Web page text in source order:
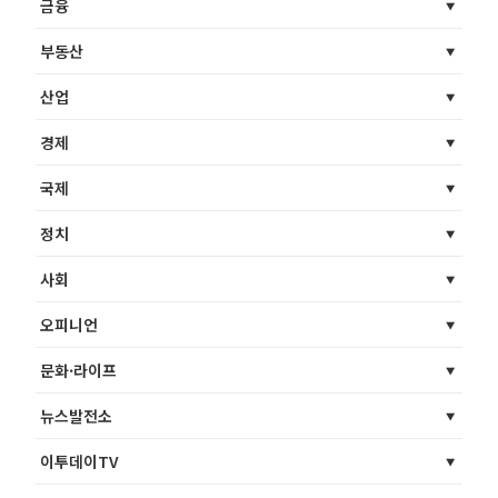
금융
부동산
산업
경제
국제
정치
사회
오피니언
문화·라이프
뉴스발전소
이투데이TV